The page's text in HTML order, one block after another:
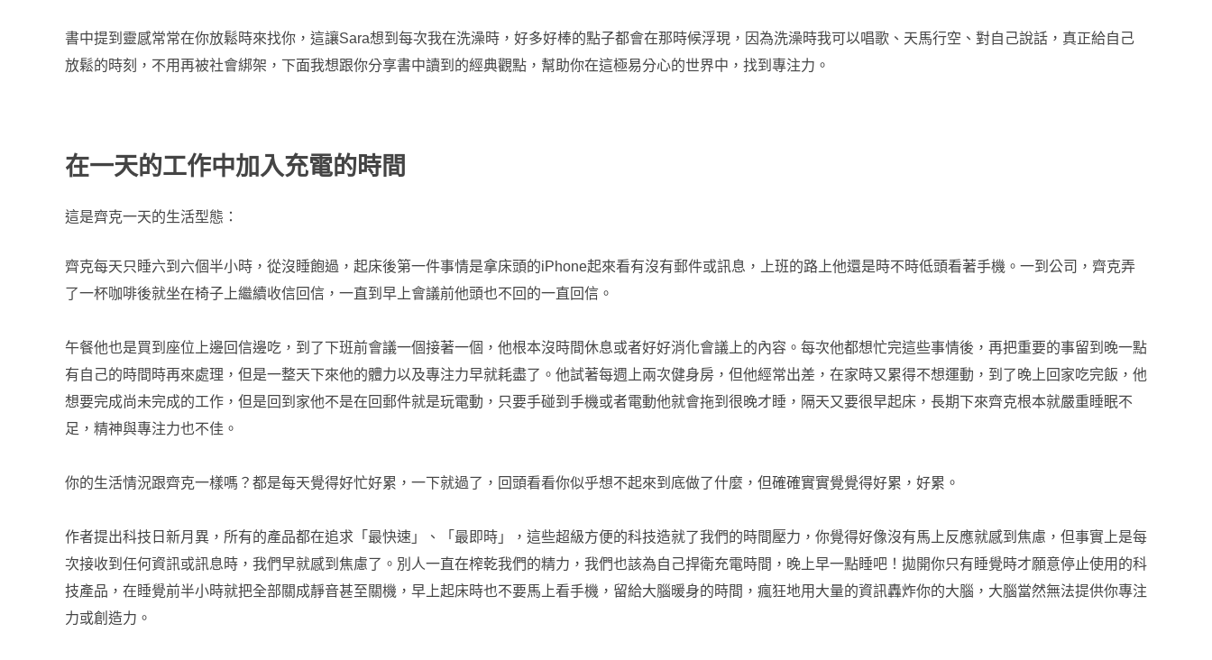
書中提到靈感常常在你放鬆時來找你，這讓Sara想到每次我在洗澡時，好多好棒的點子都會在那時候浮現，因為洗澡時我可以唱歌、天馬行空、對自己說話，真正給自己
放鬆的時刻，不用再被社會綁架，下面我想跟你分享書中讀到的經典觀點，幫助你在這極易分心的世界中，找到專注力。
在一天的工作中加入充電的時間
這是齊克一天的生活型態：
齊克每天只睡六到六個半小時，從沒睡飽過，起床後第一件事情是拿床頭的iPhone起來看有沒有郵件或訊息，上班的路上他還是時不時低頭看著手機。一到公司，齊克弄
了一杯咖啡後就坐在椅子上繼續收信回信，一直到早上會議前他頭也不回的一直回信。
午餐他也是買到座位上邊回信邊吃，到了下班前會議一個接著一個，他根本沒時間休息或者好好消化會議上的內容。每次他都想忙完這些事情後，再把重要的事留到晚一點
有自己的時間時再來處理，但是一整天下來他的體力以及專注力早就耗盡了。他試著每週上兩次健身房，但他經常出差，在家時又累得不想運動，到了晚上回家吃完飯，他
想要完成尚未完成的工作，但是回到家他不是在回郵件就是玩電動，只要手碰到手機或者電動他就會拖到很晚才睡，隔天又要很早起床，長期下來齊克根本就嚴重睡眠不
足，精神與專注力也不佳。
你的生活情況跟齊克一樣嗎？都是每天覺得好忙好累，一下就過了，回頭看看你似乎想不起來到底做了什麼，但確確實實覺覺得好累，好累。
作者提出科技日新月異，所有的產品都在追求「最快速」、「最即時」，這些超級方便的科技造就了我們的時間壓力，你覺得好像沒有馬上反應就感到焦慮，但事實上是每
次接收到任何資訊或訊息時，我們早就感到焦慮了。別人一直在榨乾我們的精力，我們也該為自己捍衛充電時間，晚上早一點睡吧！拋開你只有睡覺時才願意停止使用的科
技產品，在睡覺前半小時就把全部關成靜音甚至關機，早上起床時也不要馬上看手機，留給大腦暖身的時間，瘋狂地用大量的資訊轟炸你的大腦，大腦當然無法提供你專注
力或創造力。